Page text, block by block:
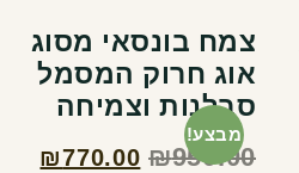
מבצע!
צמח בונסאי מסוג
אוג חרוק המסמל
סבלנות וצמיחה
₪950.00
₪770.00